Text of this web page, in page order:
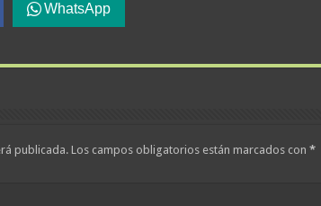
WhatsApp
publicada. Los campos obligatorios están marcados con *